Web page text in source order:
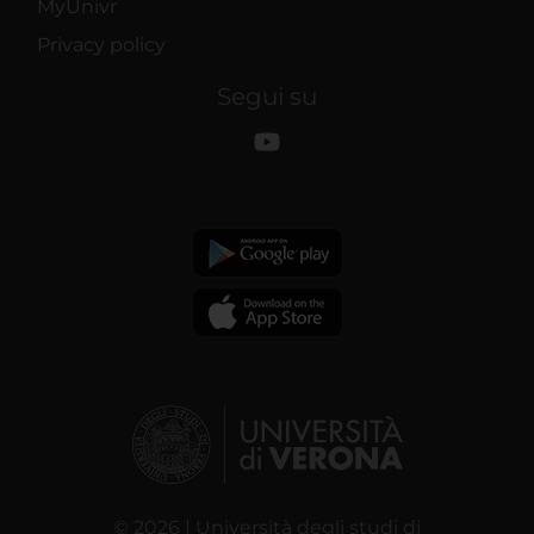
MyUnivr
Privacy policy
Segui su
© 2026 | Università degli studi di